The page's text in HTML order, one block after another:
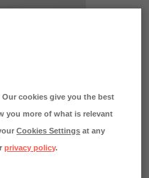
cookies give you the best
you more of what is relevant
Cookies Settings at any
privacy policy.